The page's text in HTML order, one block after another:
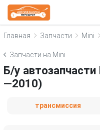
Главная Запчасти Mini
Запчасти на Mini
Б/у
—2010)
трансмиссия